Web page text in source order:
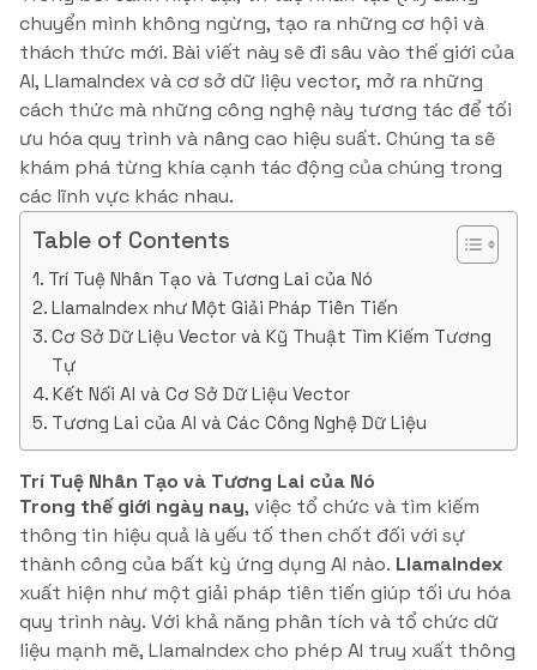
chuyển mình không ngừng, tạo ra những cơ hội và
thách thức mới. Bài viết này sẽ đi sâu vào thế giới của
AI, LlamaIndex và cơ sở dữ liệu vector, mở ra những
cách thức mà những công nghệ này tương tác để tối
ưu hóa quy trình và nâng cao hiệu suất. Chúng ta sẽ
khám phá từng khía cạnh tác động của chúng trong
các lĩnh vực khác nhau.
Table of Contents
Trí Tuệ Nhân Tạo và Tương Lai của Nó
LlamaIndex như Một Giải Pháp Tiên Tiến
Cơ Sở Dữ Liệu Vector và Kỹ Thuật Tìm Kiếm Tương
Tự
Kết Nối AI và Cơ Sở Dữ Liệu Vector
Tương Lai của AI và Các Công Nghệ Dữ Liệu
Trí Tuệ Nhân Tạo và Tương Lai của Nó
Trong thế giới ngày nay, việc tổ chức và tìm kiếm
thông tin hiệu quả là yếu tố then chốt đối với sự
thành công của bất kỳ ứng dụng AI nào. LlamaIndex
xuất hiện như một giải pháp tiên tiến giúp tối ưu hóa
quy trình này. Với khả năng phân tích và tổ chức dữ
liệu mạnh mẽ, LlamaIndex cho phép AI truy xuất thông